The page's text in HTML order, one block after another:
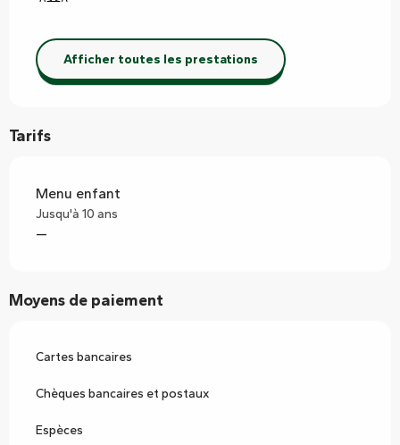
Afficher toutes les prestations
Tarifs
Menu enfant
Jusqu'à 10 ans
—
Moyens de paiement
Cartes bancaires
Chèques bancaires et postaux
Espèces